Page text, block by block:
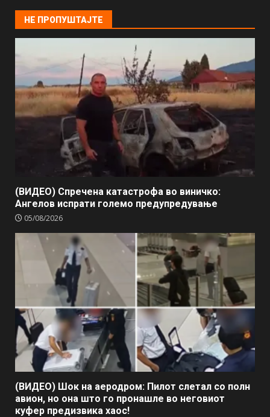
НЕ ПРОПУШТАЈТЕ
(ВИДЕО) Спречена катастрофа во виничко:
Ангелов испрати големо предупредување
05/08/2026
(ВИДЕО) Шок на аеродром: Пилот слетал со полн
авион, но она што го пронашле во неговиот
куфер предизвика хаос!